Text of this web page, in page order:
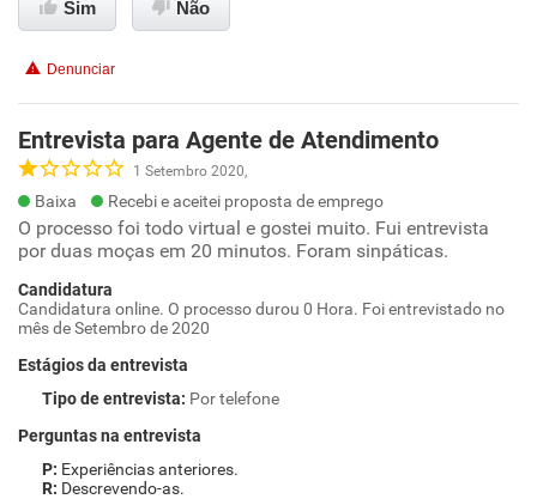
Sim Não
Denunciar
Entrevista para Agente de Atendimento
1 Setembro 2020,
Baixa Recebi e aceitei proposta de emprego
O processo foi todo virtual e gostei muito. Fui entrevista
por duas moças em 20 minutos. Foram sinpáticas.
Candidatura
Candidatura online. O processo durou 0 Hora. Foi entrevistado no
mês de Setembro de 2020
Estágios da entrevista
Tipo de entrevista: Por telefone
Perguntas na entrevista
Experiências anteriores.
Descrevendo-as.